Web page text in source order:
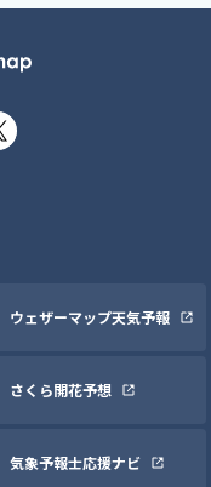
ウェザーマップ天気予報
さくら開花予想
気象予報士応援ナビ